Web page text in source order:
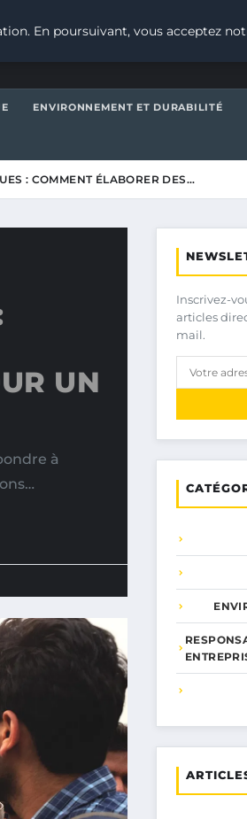
ENVIRONNEMENT ET DURABILITÉ
: COMMENT ÉLABORER DES…
UN
à
Inscrivez-
articles
mail.
En poursuivant, vous acceptez